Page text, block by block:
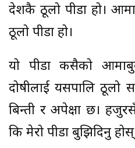
देशकै ठूलो पीडा हो।
ठूलो पीडा हो।
यो पीडा कसैको
दोषीलाई यसपालि ठूलो
बिन्ती र अपेक्षा छ।
कि मेरो पीडा बुझिदिनु